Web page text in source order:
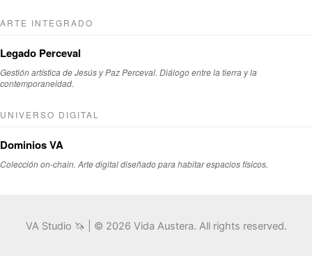
ARTE INTEGRADO
Legado Perceval
Gestión artística de Jesús y Paz Perceval. Diálogo entre la tierra y la
contemporaneidad.
UNIVERSO DIGITAL
Dominios VA
Colección on-chain. Arte digital diseñado para habitar espacios físicos.
VA Studio 🦄 | © 2026 Vida Austera. All rights reserved.